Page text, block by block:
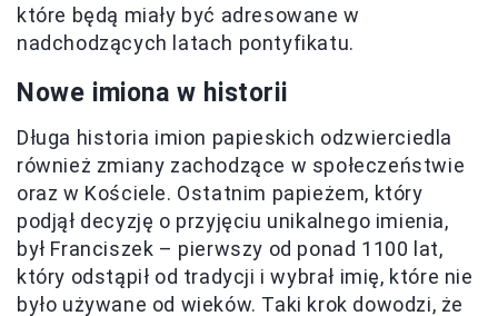
które będą miały być adresowane w
nadchodzących latach pontyfikatu.
Nowe imiona w historii
Długa historia imion papieskich odzwierciedla
również zmiany zachodzące w społeczeństwie
oraz w Kościele. Ostatnim papieżem, który
podjął decyzję o przyjęciu unikalnego imienia,
był Franciszek – pierwszy od ponad 1100 lat,
który odstąpił od tradycji i wybrał imię, które nie
było używane od wieków. Taki krok dowodzi, że